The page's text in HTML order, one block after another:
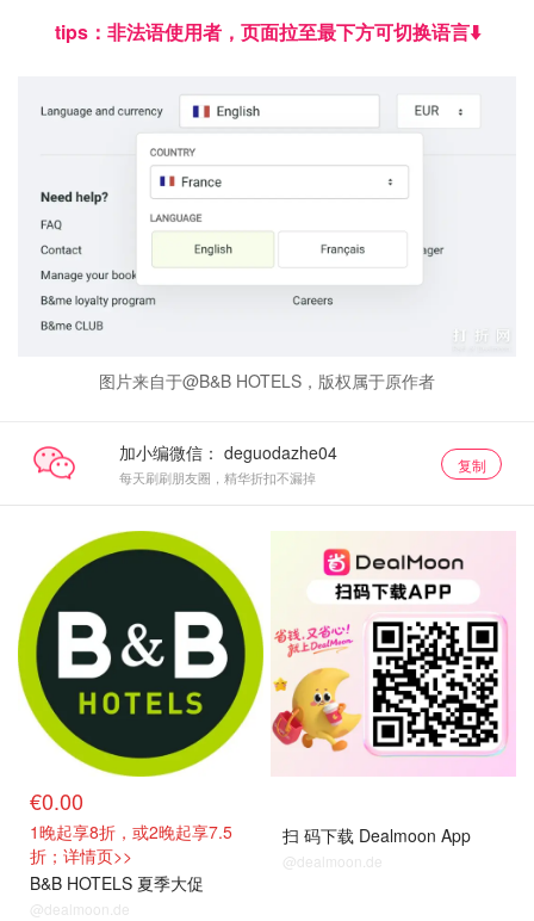
tips：非法语使用者，页面拉至最下方可切换语言⬇️
图片来自于@B&B HOTELS，版权属于原作者
加小编微信：
每天刷刷朋友圈，精华折扣不漏掉
复制
抢房直达
€0.00
1晚起享8折，或2晚起享7.5
折；详情页>>
B&B HOTELS 夏季大促
@dealmoon.de
单品小组
扫 码下载 Dealmoon App
@dealmoon.de